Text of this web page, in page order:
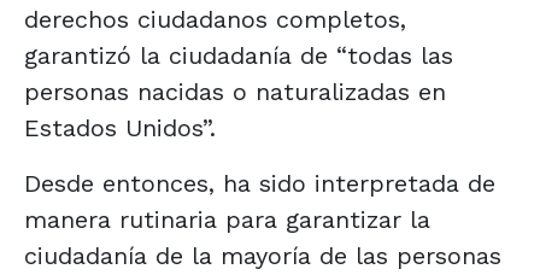
derechos ciudadanos completos,
garantizó la ciudadanía de “todas las
personas nacidas o naturalizadas en
Estados Unidos”.
Desde entonces, ha sido interpretada de
manera rutinaria para garantizar la
ciudadanía de la mayoría de las personas